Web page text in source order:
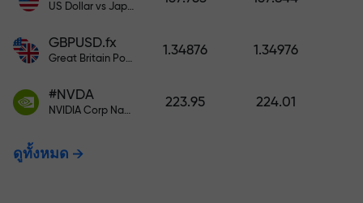
US Dollar vs Japanese Yen
GBPUSD.fx
Great Britain Pound vs US Dollar
1.34876 1.34976
#NVDA
NVIDIA Corp Nasdaq Stock Exchange (Nasdaq) USD
223.95 224.01
ดูทั้งหมด